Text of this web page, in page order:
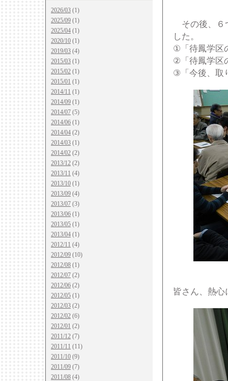
2026/03 (1)
2025/09 (1)
2025/04 (1)
2020/10 (1)
2019/03 (4)
2015/03 (1)
2015/02 (1)
2015/01 (1)
2014/11 (1)
2014/09 (1)
2014/07 (5)
2014/06 (1)
2014/04 (2)
2014/03 (1)
2014/02 (2)
2013/12 (2)
2013/11 (4)
2013/10 (1)
2013/09 (4)
2013/07 (3)
2013/06 (1)
2013/05 (1)
2013/04 (1)
2012/11 (4)
2012/09 (10)
2012/08 (1)
2012/07 (2)
2012/06 (2)
2012/05 (1)
2012/03 (2)
2012/02 (6)
2012/01 (2)
2011/12 (7)
2011/11 (11)
2011/10 (9)
2011/09 (7)
2011/08 (4)
その後、６
した。
①「待鳳学区
②「待鳳学区
③「今後、取
皆さん、熱